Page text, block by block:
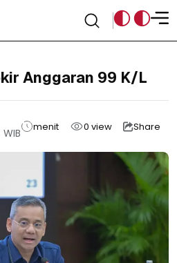
Anggaran 99 K/L
menit 0 view Share